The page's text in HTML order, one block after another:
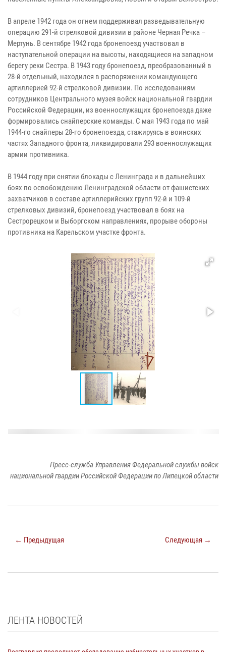
В апреле 1942 года он огнем поддерживал разведывательную
операцию 291-й стрелковой дивизии в районе Черная Речка –
Мертунь. В сентябре 1942 года бронепоезд участвовал в
наступательной операции на высоты, находящиеся на западном
берегу реки Сестра. В 1943 году бронепоезд, преобразованный в
28-й отдельный, находился в распоряжении командующего
артиллерией 92-й стрелковой дивизии. По исследованиям
сотрудников Центрального музея войск национальной гвардии
Российской Федерации, из военнослужащих бронепоезда даже
формировались снайперские команды. С мая 1943 года по май
1944-го снайперы 28-го бронепоезда, стажируясь в воинских
частях Западного фронта, ликвидировали 293 военнослужащих
армии противника.
В 1944 году при снятии блокады с Ленинграда и в дальнейших
боях по освобождению Ленинградской области от фашистских
захватчиков в составе артиллерийских групп 92-й и 109-й
стрелковых дивизий, бронепоезд участвовал в боях на
Сестрорецком и Выборгском направлениях, прорыве обороны
противника на Карельском участке фронта.
Пресс-служба Управления Федеральной службы войск
национальной гвардии Российской Федерации по Липецкой области
← Предыдущая Следующая →
ЛЕНТА НОВОСТЕЙ